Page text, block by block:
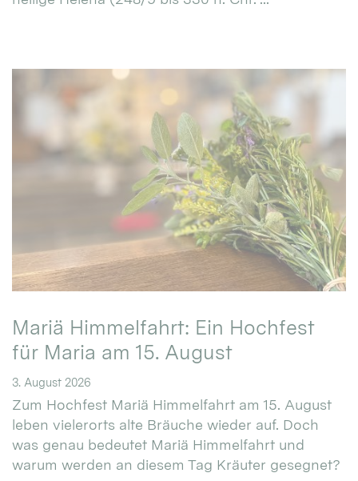
Mariä Himmelfahrt: Ein Hochfest
für Maria am 15. August
3. August 2026
Zum Hochfest Mariä Himmelfahrt am 15. August
leben vielerorts alte Bräuche wieder auf. Doch
was genau bedeutet Mariä Himmelfahrt und
warum werden an diesem Tag Kräuter gesegnet?